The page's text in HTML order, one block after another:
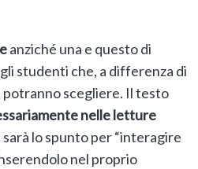
anziché una e questo di
studenti che, a differenza di
scegliere. Il testo
nelle letture
lo spunto per “interagire
nel proprio